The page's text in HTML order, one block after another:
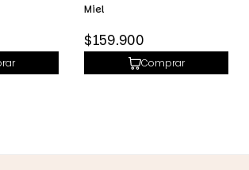
Miel
Precio
habitual
$159.900
Comprar